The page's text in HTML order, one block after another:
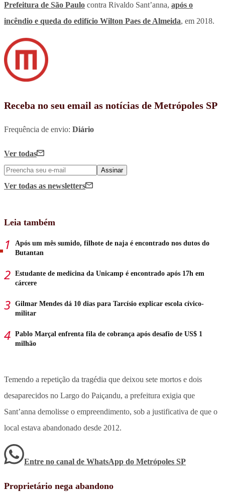
Prefeitura de São Paulo contra Rivaldo Sant’anna, após o
incêndio e queda do edifício Wilton Paes de Almeida, em 2018.
Receba no seu email as notícias de Metrópoles SP
Frequência de envio: Diário
Ver todas
Assinar
Ver todas as newsletters
Leia também
Após um mês sumido, filhote de naja é encontrado nos dutos do
Butantan
Estudante de medicina da Unicamp é encontrado após 17h em
cárcere
Gilmar Mendes dá 10 dias para Tarcísio explicar escola cívico-
militar
Pablo Marçal enfrenta fila de cobrança após desafio de US$ 1
milhão
Temendo a repetição da tragédia que deixou sete mortos e dois
desaparecidos no Largo do Paiçandu, a prefeitura exigia que
Sant’anna demolisse o empreendimento, sob a justificativa de que o
local estava abandonado desde 2012.
Entre no canal de WhatsApp do Metrópoles SP
Proprietário nega abandono